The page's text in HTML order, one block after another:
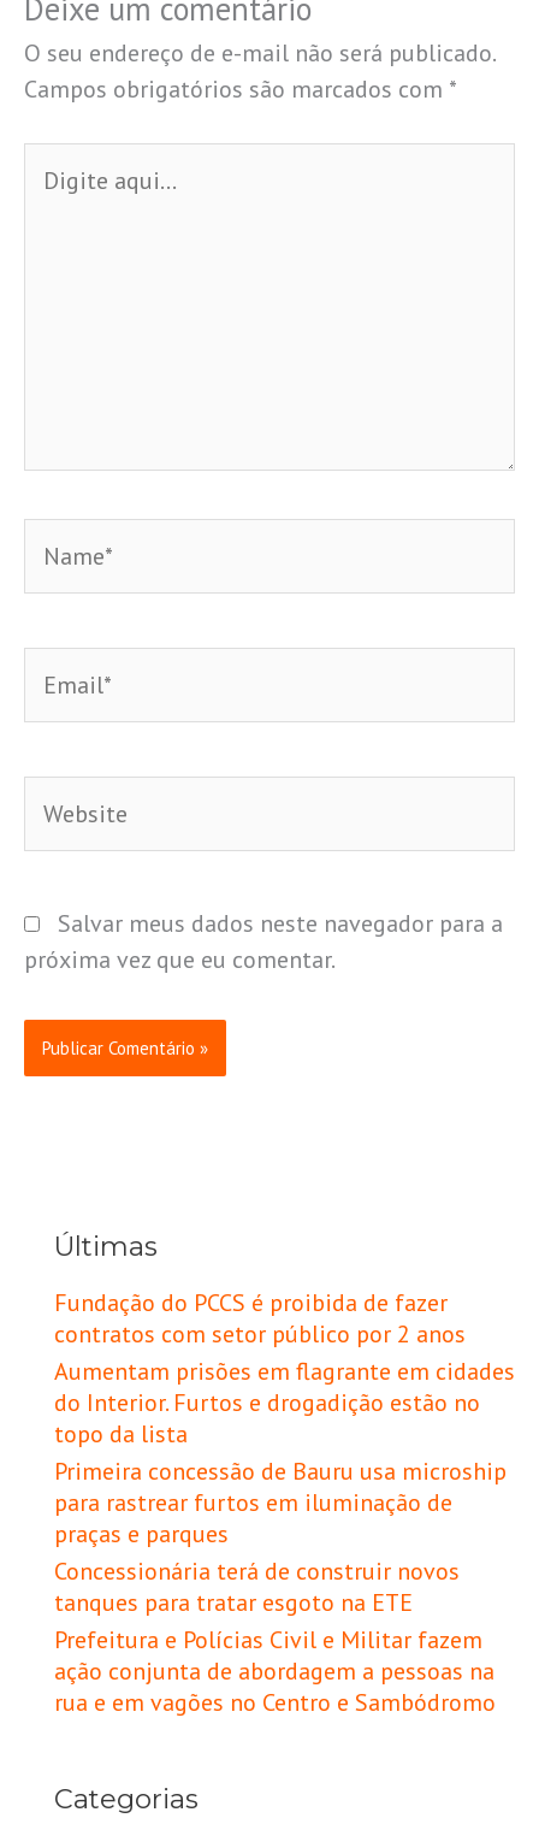
Deixe um comentário
O seu endereço de e-mail não será publicado.
Campos obrigatórios são marcados com *
aqui...
Salvar meus dados neste navegador para a
próxima vez que eu comentar.
Últimas
Fundação do PCCS é proibida de fazer
contratos com setor público por 2 anos
Aumentam prisões em flagrante em cidades
do Interior. Furtos e drogadição estão no
topo da lista
Primeira concessão de Bauru usa microship
para rastrear furtos em iluminação de
praças e parques
Concessionária terá de construir novos
tanques para tratar esgoto na ETE
Prefeitura e Polícias Civil e Militar fazem
ação conjunta de abordagem a pessoas na
rua e em vagões no Centro e Sambódromo
Categorias